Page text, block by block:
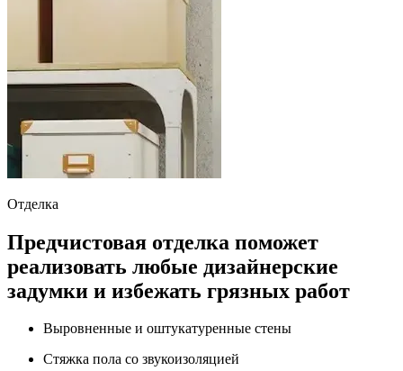
Отделка
Предчистовая отделка поможет
реализовать любые дизайнерские
задумки и избежать грязных работ
Выровненные и оштукатуренные стены
Стяжка пола со звукоизоляцией